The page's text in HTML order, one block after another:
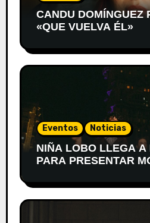
CANDU DOMÍNGUEZ
«QUE VUELVA ÉL»
Eventos Noticias
NIÑA LOBO LLEGA A
PARA PRESENTAR